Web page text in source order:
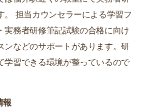
。 担当カウンセラーによる学習フ
実務者研修筆記試験の合格に向け
ンなどのサポートがあります。研
学習できる環境が整っているので
報